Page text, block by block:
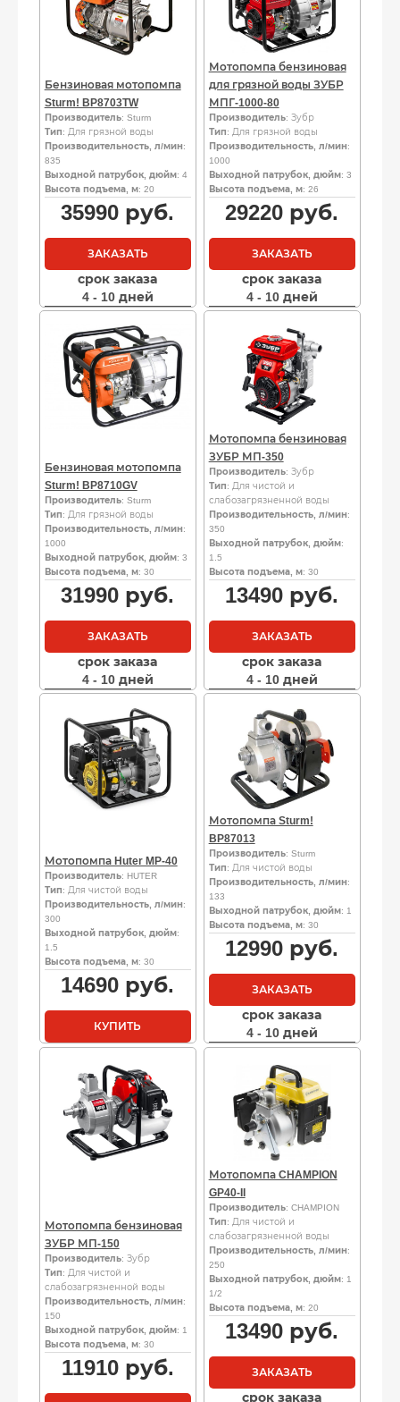
Бензиновая мотопомпа
Sturm! BP8703TW
Производитель: Sturm
Тип: Для грязной воды
Производительность, л/мин:
835
Выходной патрубок, дюйм: 4
Высота подъема, м: 20
35990 руб.
ЗАКАЗАТЬ
срок заказа
4 - 10 дней
Мотопомпа бензиновая
для грязной воды ЗУБР
МПГ-1000-80
Производитель: Зубр
Тип: Для грязной воды
Производительность, л/мин:
1000
Выходной патрубок, дюйм: 3
Высота подъема, м: 26
29220 руб.
ЗАКАЗАТЬ
срок заказа
4 - 10 дней
Бензиновая мотопомпа
Sturm! BP8710GV
Производитель: Sturm
Тип: Для грязной воды
Производительность, л/мин:
1000
Выходной патрубок, дюйм: 3
Высота подъема, м: 30
31990 руб.
ЗАКАЗАТЬ
срок заказа
4 - 10 дней
Мотопомпа бензиновая
ЗУБР МП-350
Производитель: Зубр
Тип: Для чистой и
слабозагрязненной воды
Производительность, л/мин:
350
Выходной патрубок, дюйм:
1.5
Высота подъема, м: 30
13490 руб.
ЗАКАЗАТЬ
срок заказа
4 - 10 дней
Мотопомпа Huter MP-40
Производитель: HUTER
Тип: Для чистой воды
Производительность, л/мин:
300
Выходной патрубок, дюйм:
1.5
Высота подъема, м: 30
14690 руб.
КУПИТЬ
Мотопомпа Sturm!
BP87013
Производитель: Sturm
Тип: Для чистой воды
Производительность, л/мин:
133
Выходной патрубок, дюйм: 1
Высота подъема, м: 30
12990 руб.
ЗАКАЗАТЬ
срок заказа
4 - 10 дней
Мотопомпа бензиновая
ЗУБР МП-150
Производитель: Зубр
Тип: Для чистой и
слабозагрязненной воды
Производительность, л/мин:
150
Выходной патрубок, дюйм: 1
Высота подъема, м: 30
11910руб.
Мотопомпа CHAMPION
GP40-II
Производитель: CHAMPION
Тип: Для чистой и
слабозагрязненной воды
Производительность, л/мин:
250
Выходной патрубок, дюйм: 1
1/2
Высота подъема, м: 20
13490 руб.
ЗАКАЗАТЬ
срок заказа